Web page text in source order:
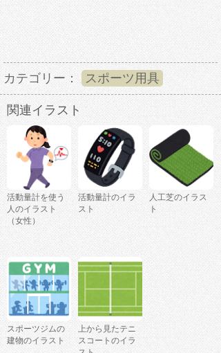
カテゴリー： スポーツ用具
関連イラスト
活動量計を使う
人のイラスト
（女性）
活動量計のイラ
スト
人工芝のイラス
ト
スポーツジムの
建物のイラスト
上から見たテニ
スコートのイラ